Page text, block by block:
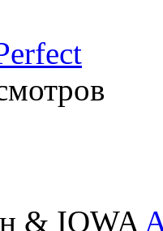
& IOWA